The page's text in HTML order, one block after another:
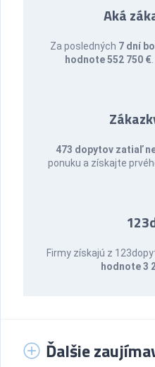
Aká
Za posledných 7 dní
hodnote 552 750 €
473 dopytov zatiaľ
ponuku a získajte
Firmy získajú z
hodnote 3
Ďalšie